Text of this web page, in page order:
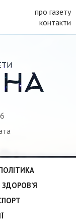
про газету
контакти
ЗДОРОВ’Я